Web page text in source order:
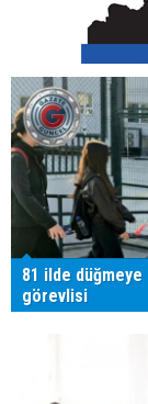
81 ilde düğmeye
görevlisi